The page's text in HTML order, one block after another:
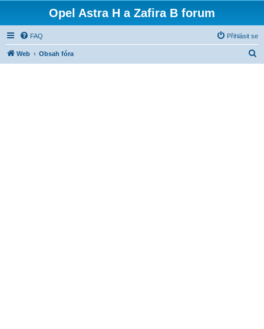
Opel Astra H a Zafira B forum
FAQ Přihlásit se
Web Obsah fóra